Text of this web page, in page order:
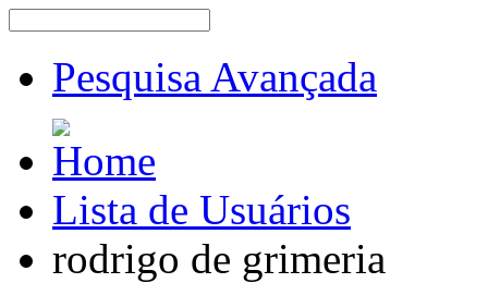
Pesquisa Avançada
Lista de Usuários
rodrigo de grimeria